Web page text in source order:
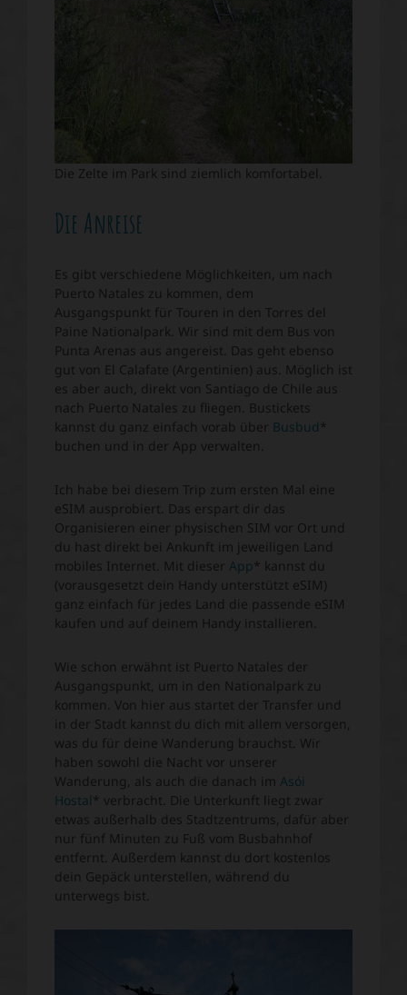
Die Zelte im Park sind ziemlich komfortabel.
Die Anreise
Es gibt verschiedene Möglichkeiten, um nach
Puerto Natales zu kommen, dem
Ausgangspunkt für Touren in den Torres del
Paine Nationalpark. Wir sind mit dem Bus von
Punta Arenas aus angereist. Das geht ebenso
gut von El Calafate (Argentinien) aus. Möglich ist
es aber auch, direkt von Santiago de Chile aus
nach Puerto Natales zu fliegen. Bustickets
kannst du ganz einfach vorab über
Busbud *
buchen und in der App verwalten.
Ich habe bei diesem Trip zum ersten Mal eine
eSIM ausprobiert. Das erspart dir das
Organisieren einer physischen SIM vor Ort und
du hast direkt bei Ankunft im jeweiligen Land
mobiles Internet. Mit dieser App* kannst du
(vorausgesetzt dein Handy unterstützt eSIM)
ganz einfach für jedes Land die passende eSIM
kaufen und auf deinem Handy installieren.
Wie schon erwähnt ist Puerto Natales der
Ausgangspunkt, um in den Nationalpark zu
kommen. Von hier aus startet der Transfer und
in der Stadt kannst du dich mit allem versorgen,
was du für deine Wanderung brauchst. Wir
haben sowohl die Nacht vor unserer
Wanderung, als auch die danach im Asói
Hostal * verbracht. Die Unterkunft liegt zwar
etwas außerhalb des Stadtzentrums, dafür aber
nur fünf Minuten zu Fuß vom Busbahnhof
entfernt. Außerdem kannst du dort kostenlos
dein Gepäck unterstellen, während du
unterwegs bist.